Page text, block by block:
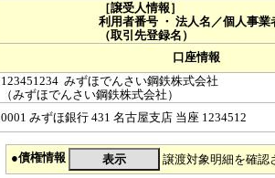
［譲受人情報］
利用者番号 ・ 法人名／個人事業
（取引先登録名）
口座情報
123451234 みずほでんさい鋼鉄株式会社
（みずほでんさい鋼鉄株式会社）
0001 みずほ銀行 431 名古屋支店 当座 1234512
●債権情報 譲渡対象明細を確認